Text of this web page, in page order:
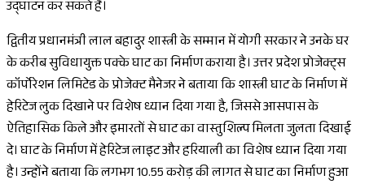
उद्घाटन कर सकते हैं।
द्वितीय प्रधानमंत्री लाल बहादुर शास्त्री के सम्मान में योगी सरकार ने उनके घर
के करीब सुविधायुक्त पक्के घाट का निर्माण कराया है। उत्तर प्रदेश प्रोजेक्ट्स
कॉर्पोरेशन लिमिटेड के प्रोजेक्ट मैनेजर ने बताया कि शास्त्री घाट के निर्माण में
हेरिटेज लुक दिखाने पर विशेष ध्यान दिया गया है, जिससे आसपास के
ऐतिहासिक किले और इमारतों से घाट का वास्तुशिल्प मिलता जुलता दिखाई
दे। घाट के निर्माण में हेरिटेज लाइट और हरियाली का विशेष ध्यान दिया गया
है। उन्होंने बताया कि लगभग 10.55 करोड़ की लागत से घाट का निर्माण हुआ